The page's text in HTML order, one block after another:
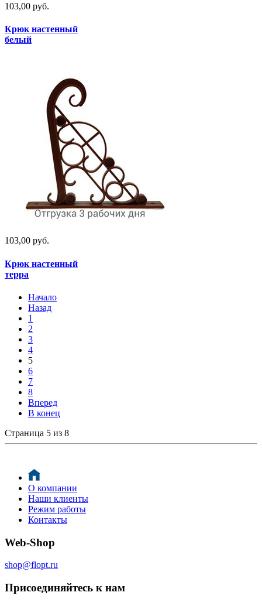
103,00 руб.
Крюк настенный
белый
103,00 руб.
Крюк настенный
терра
Начало
Назад
1
2
3
4
5
6
7
8
Вперед
В конец
Страница 5 из 8
О компании
Наши клиенты
Режим работы
Контакты
Web-Shop
shop@flopt.ru
Присоединяйтесь к нам